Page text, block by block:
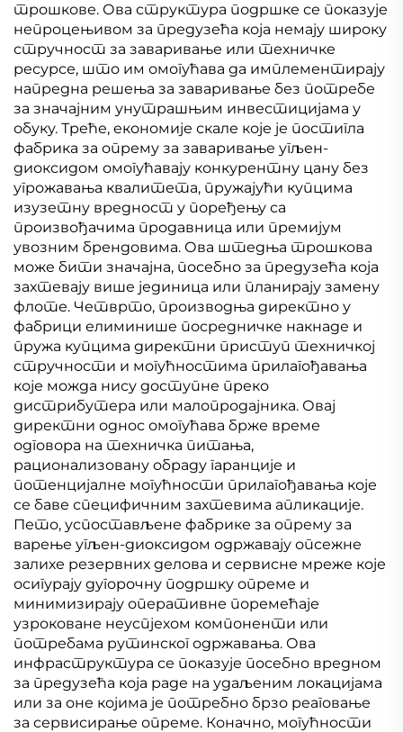
трошкове. Ова структура подршке се показује
непроцењивом за предузећа која немају широку
стручност за заваривање или техничке
ресурсе, што им омогућава да имплементирају
напредна решења за заваривање без потребе
за значајним унутрашњим инвестицијама у
обуку. Треће, економије скале које је постигла
фабрика за опрему за заваривање угљен-
диоксидом омогућавају конкурентну цану без
угрожавања квалитета, пружајући купцима
изузетну вредност у поређењу са
произвођачима продавница или премијум
увозним брендовима. Ова штедња трошкова
може бити значајна, посебно за предузећа која
захтевају више јединица или планирају замену
флоте. Четврто, производња директно у
фабрици елиминише посредничке накнаде и
пружа купцима директни приступ техничкој
стручности и могућностима прилагођавања
које можда нису доступне преко
дистрибутера или малопродајника. Овај
директни однос омогућава брже време
одговора на техничка питања,
рационализовану обраду гаранције и
потенцијалне могућности прилагођавања које
се баве специфичним захтевима апликације.
Пето, успостављене фабрике за опрему за
варење угљен-диоксидом одржавају опсежне
залихе резервних делова и сервисне мреже које
осигурају дугорочну подршку опреме и
минимизирају оперативне поремећаје
узроковане неуспјехом компоненти или
потребама рутинског одржавања. Ова
инфраструктура се показује посебно вредном
за предузећа која раде на удаљеним локацијама
или за оне којима је потребно брзо реаговање
за сервисирање опреме. Коначно, могућности